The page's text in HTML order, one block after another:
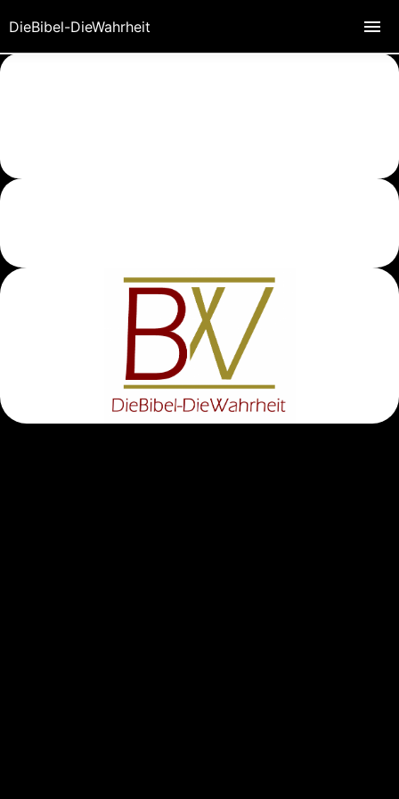
DieBibel-DieWahrheit